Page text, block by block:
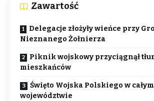
Zawartość
Delegacje złożyły wieńce przy
Nieznanego Żołnierza
Piknik wojskowy przyciągnął
mieszkańców
Święto Wojska Polskiego w całym
województwie